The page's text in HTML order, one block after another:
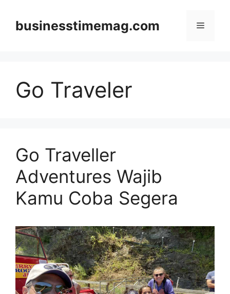
contentbusinesstimemag.com Menu
Go Traveler
Go Traveller
Adventures Wajib
Kamu Coba Segera